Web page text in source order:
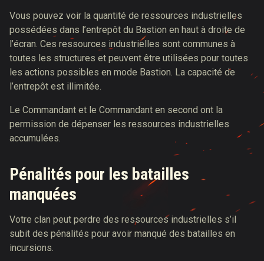
Vous pouvez voir la quantité de ressources industrielles
possédées dans l’entrepôt du Bastion en haut à droite de
l’écran. Ces ressources industrielles sont communes à
toutes les structures et peuvent être utilisées pour toutes
les actions possibles en mode Bastion. La capacité de
l’entrepôt est illimitée.
Le Commandant et le Commandant en second ont la
permission de dépenser les ressources industrielles
accumulées.
Pénalités pour les batailles
manquées
Votre clan peut perdre des ressources industrielles s’il
subit des pénalités pour avoir manqué des batailles en
incursions.